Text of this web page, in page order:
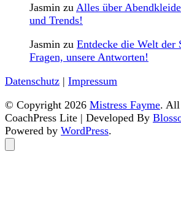
Jasmin zu Alles über
und Trends!
Jasmin zu Entdecke die Welt
Fragen, unsere Antworten!
Datenschutz | Impressum
© Copyright 2026 Mistress Fayme. All
CoachPress Lite | Developed By
Powered by WordPress.